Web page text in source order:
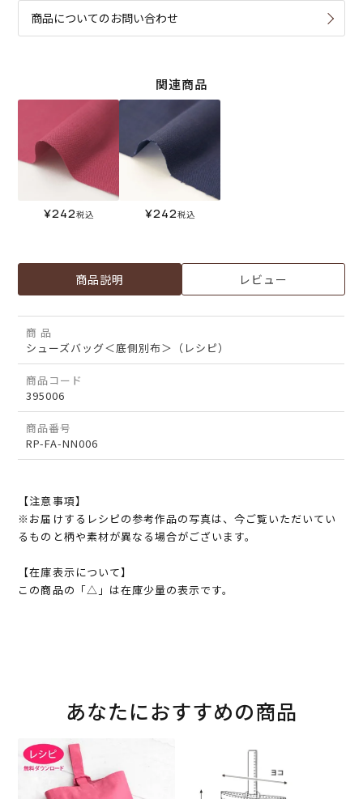
商品についてのお問い合わせ
関連商品
¥242税込 ¥242税込
商品説明 レビュー
商 品
シューズバッグ＜底側別布＞（レシピ）
商品コード
395006
商品番号
RP-FA-NN006
【注意事項】
※お届けするレシピの参考作品の写真は、今ご覧いただいてい
るものと柄や素材が異なる場合がございます。
【在庫表示について】
この商品の「△」は在庫少量の表示です。
あなたにおすすめの商品